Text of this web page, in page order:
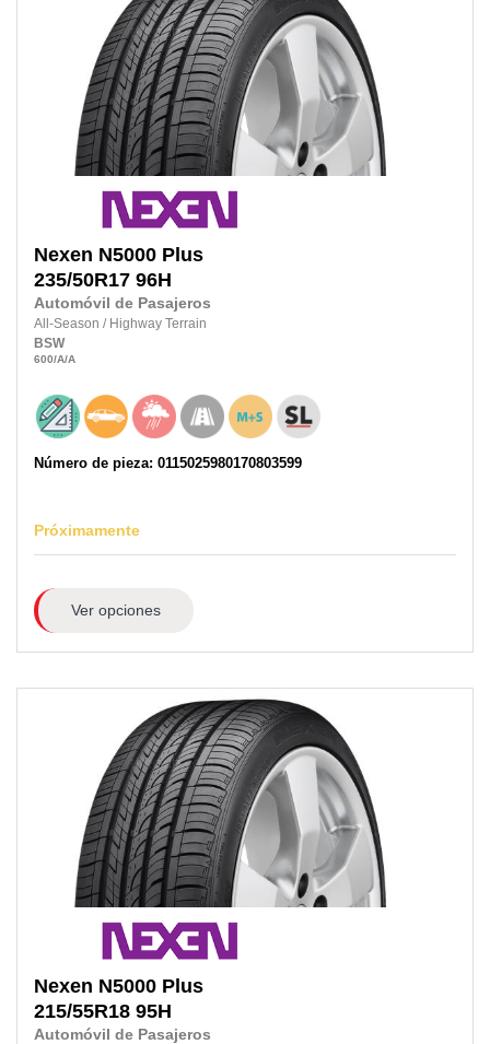
Nexen N5000 Plus
235/50R17 96H
Automóvil de Pasajeros
All-Season / Highway Terrain
BSW
600/A/A
Número de pieza: 0115025980170803599
Próximamente
Ver opciones
Nexen N5000 Plus
215/55R18 95H
Automóvil de Pasajeros